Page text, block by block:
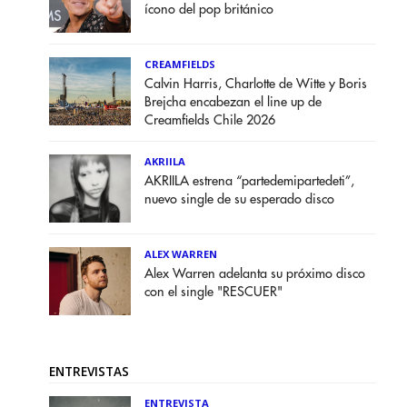
ícono del pop británico
CREAMFIELDS
Calvin Harris, Charlotte de Witte y Boris
Brejcha encabezan el line up de
Creamfields Chile 2026
AKRIILA
AKRIILA estrena “partedemipartedeti”,
nuevo single de su esperado disco
ALEX WARREN
Alex Warren adelanta su próximo disco
con el single "RESCUER"
ENTREVISTAS
ENTREVISTA